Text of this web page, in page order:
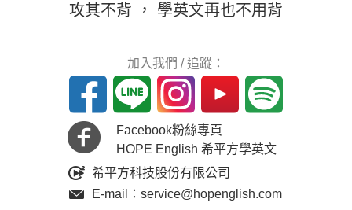
攻其不背 ， 學英文再也不用背
加入我們 / 追蹤：
Facebook粉絲專頁
HOPE English 希平方學英文
希平方科技股份有限公司
E-mail：service@hopenglish.com